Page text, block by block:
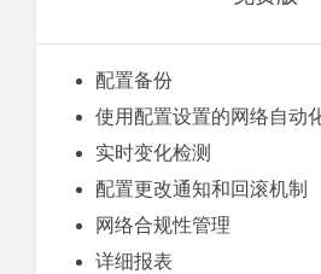
配置备份
使用配置设置的网络自动
实时变化检测
配置更改通知和回滚机制
网络合规性管理
详细报表